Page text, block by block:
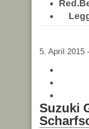
5. April 2015
Suzuki